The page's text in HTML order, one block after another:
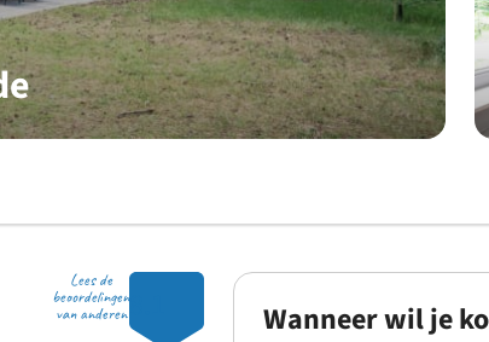
Lees de
beoordelingen
van anderen
Wanneer wil je